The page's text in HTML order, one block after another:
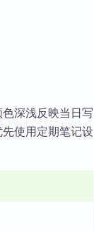
深浅反映当日写
使用定期笔记设